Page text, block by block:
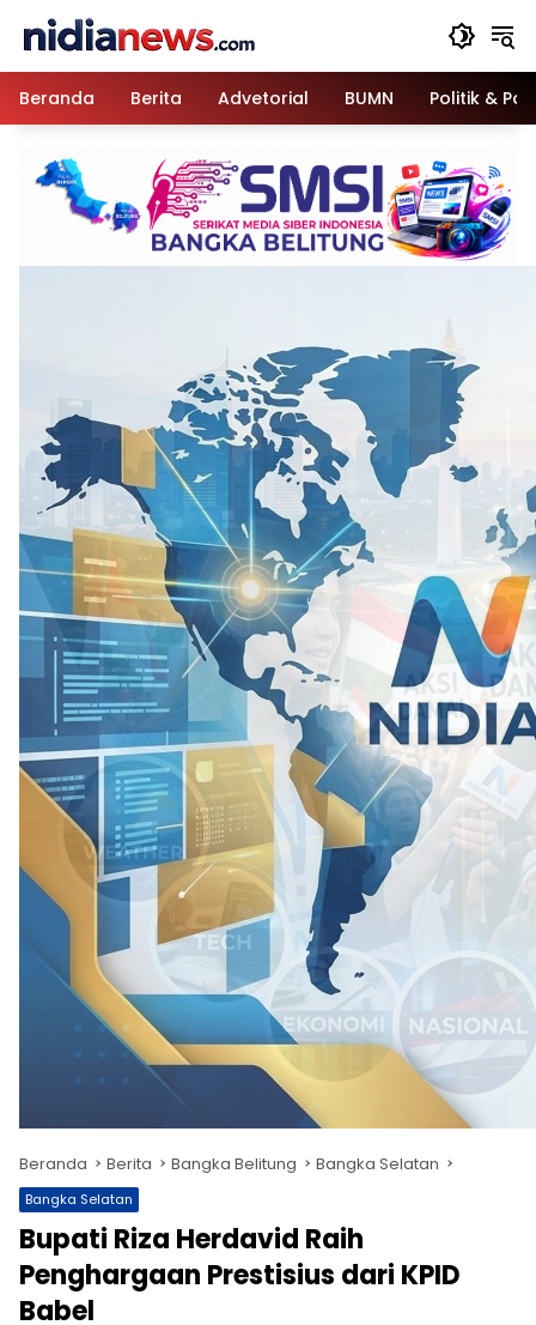
Beranda
Berita Advetorial BUMN Politik &
Beranda Berita Bangka Belitung Bangka Selatan
Bangka Selatan
Bupati Riza Herdavid Raih
Penghargaan Prestisius dari KPID
Babel